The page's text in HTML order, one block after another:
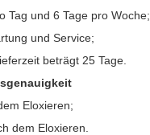
Tag und 6 Tage pro Woche;
und Service;
beträgt 25 Tage.
Eloxieren;
dem Eloxieren.